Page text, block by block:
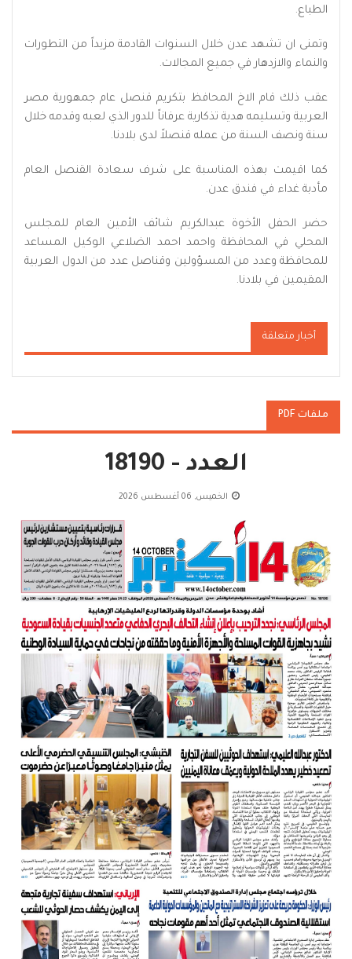
الطباع.
وتمنى ان تشهد عدن خلال السنوات القادمة مزيداً من التطورات
والنماء والازدهار في جميع المجالات.
عقب ذلك قام الاخ المحافظ بتكريم قنصل عام جمهورية مصر
العربية وتسليمه هدية تذكارية عرفاناً للدور الذي لعبه وقدمه خلال
سنة ونصف السنة من عمله قنصلاً لدى بلادنا.
كما اقيمت بهذه المناسبة على شرف سعادة القنصل العام
مأدبة غداء في فندق عدن.
حضر الحفل الأخوة عبدالكريم شائف الأمين العام للمجلس
المحلي في المحافظة واحمد احمد الضلاعي الوكيل المساعد
للمحافظة وعدد من المسؤولين وقناصل عدد من الدول العربية
المقيمين في بلادنا.
أخبار متعلقة
ملفات PDF
العدد - 18190
الخميس, 06 أغسطس 2026